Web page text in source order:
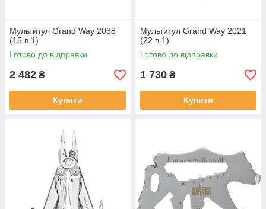
Мультитул Grand Way 2038
(15 в 1)
Готово до відправки
2 482 ₴
Купити
Мультитул Grand Way 2021
(22 в 1)
Готово до відправки
1 730 ₴
Купити